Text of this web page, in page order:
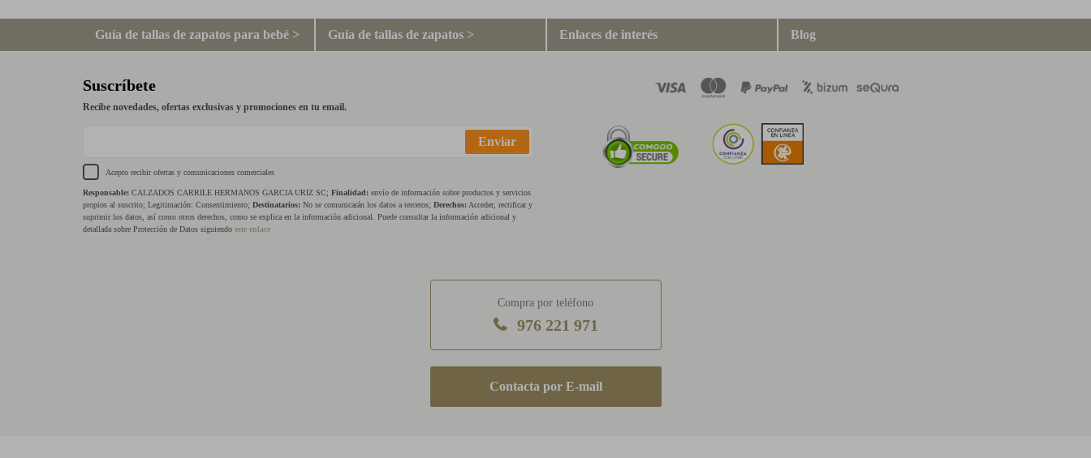
Guía de tallas de zapatos para bebé > Guía de tallas de zapatos > Enlaces de interés Blog
Suscríbete
Recibe novedades, ofertas exclusivas y promociones en tu email.
Enviar
Acepto recibir ofertas y comunicaciones comerciales
Responsable: CALZADOS CARRILE HERMANOS GARCIA URIZ SC; Finalidad: envío de información sobre productos y servicios
propios al suscrito; Legitimación: Consentimiento; Destinatarios: No se comunicarán los datos a terceros; Derechos: Acceder, rectificar y
suprimir los datos, así como otros derechos, como se explica en la información adicional. Puede consultar la información adicional y
detallada sobre Protección de Datos siguiendo este enlace
Compra por teléfono
976 221 971
E-mail